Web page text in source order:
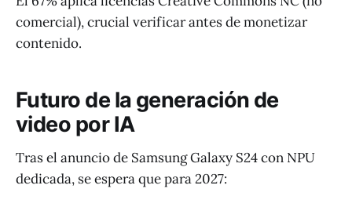
comercial), crucial verificar antes de monetizar
contenido.
Futuro de la generación de
video por IA
Tras el anuncio de Samsung Galaxy S24 con NPU
dedicada, se espera que para 2027: